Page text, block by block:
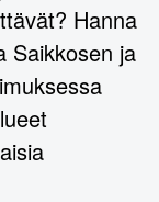
Hanna
Saikkosen ja